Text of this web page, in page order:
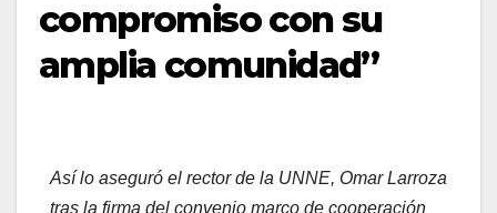
compromiso con su
amplia comunidad”
Así lo aseguró el rector de la UNNE, Omar Larroza
tras la firma del convenio marco de cooperación